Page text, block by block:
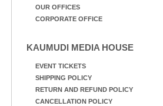
OUR OFFICES
CORPORATE OFFICE
KAUMUDI MEDIA HOUSE
EVENT TICKETS
SHIPPING POLICY
RETURN AND REFUND POLICY
CANCELLATION POLICY